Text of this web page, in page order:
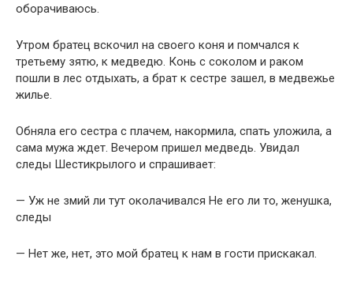
оборачиваюсь.
Утром братец вскочил на своего коня и помчался к
третьему зятю, к медведю. Конь с соколом и раком
пошли в лес отдыхать, а брат к сестре зашел, в медвежье
жилье.
Обняла его сестра с плачем, накормила, спать уложила, а
сама мужа ждет. Вечером пришел медведь. Увидал
следы Шестикрылого и спрашивает:
— Уж не змий ли тут околачивался Не его ли то, женушка,
следы
— Нет же, нет, это мой братец к нам в гости прискакал.